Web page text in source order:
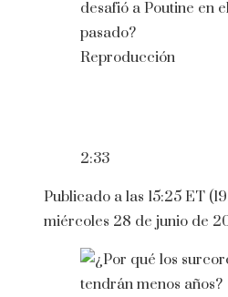
Reproducción
2:33
Publicado a las 15:25 ET
miércoles 28 de junio de